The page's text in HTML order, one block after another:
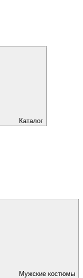
Каталог
Мужские костюмы